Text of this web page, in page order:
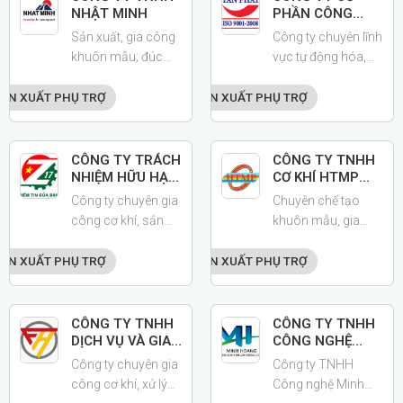
pháp gia công cơ
khí chất lượng cao.
NHẬT MINH
XUẤT PHỤ TRỢ
Sản xuất, gia công
khuôn mẫu; đúc
bao bì đóng gói
công nghiệp và vận
ngành điện/ điện tử,
ô tô/ xe máy …
PHẦN CÔNG
NGHỆ TỰ ĐỘNG
TÂN PHÁT
SẢN XUẤT PHỤ TRỢ
Công ty chuyên lĩnh
vực tự động hóa,
loại, hệ thống điện,
cơ khí chế tạo
CÔNG TY TRÁCH
NHIỆM HỮU HẠN
MỘT THÀNH
VIÊN CƠ KHÍ 17
XUẤT PHỤ TRỢ
Công ty chuyên gia
công cơ khí, sản
CÔNG TY TNHH
CƠ KHÍ HTMP
VIỆT NAM
SẢN XUẤT PHỤ TRỢ
Chuyên chế tạo
khuôn mẫu, gia
các sản phẩm
Công ty kinh
doanh.
CÔNG TY TNHH
DỊCH VỤ VÀ GIA
CÔNG CƠ KHÍ
FULL HOUSE
Công ty chuyên gia
công cơ khí, xử lý
CÔNG TY TNHH
CÔNG NGHỆ
MINH HOÀNG
Công ty TNHH
Công nghệ Minh